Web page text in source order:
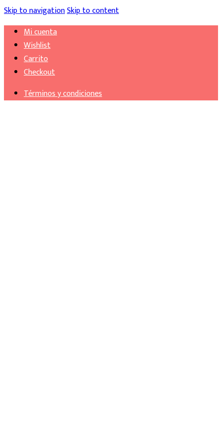
Skip to navigationSkip to content
Mi cuenta
Wishlist
Carrito
Checkout
Términos y condiciones